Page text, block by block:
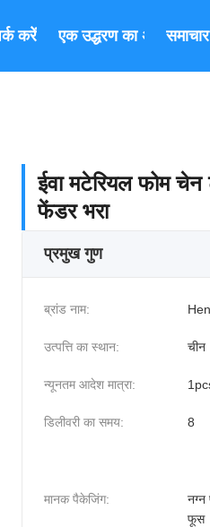
करें एक उद्धरण का अनुरोध करें
समाचार
ईवा मटेरियल फोम
फेंडर भरा
प्रमुख गुण
ब्रांड नाम:
उत्पत्ति का स्थान: चीन
न्यूनतम आदेश मात्रा:
डिलीवरी का समय: 8
मानक पैकेजिंग:
नग्न
फूस